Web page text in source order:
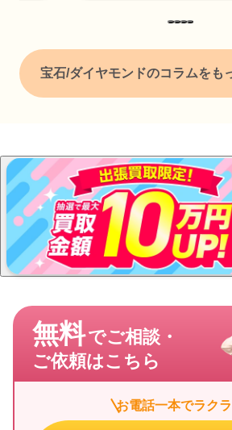
宝石/ダイヤモンドのコラムをも
無料でご相談・
ご依頼はこちら
お電話一本でラク